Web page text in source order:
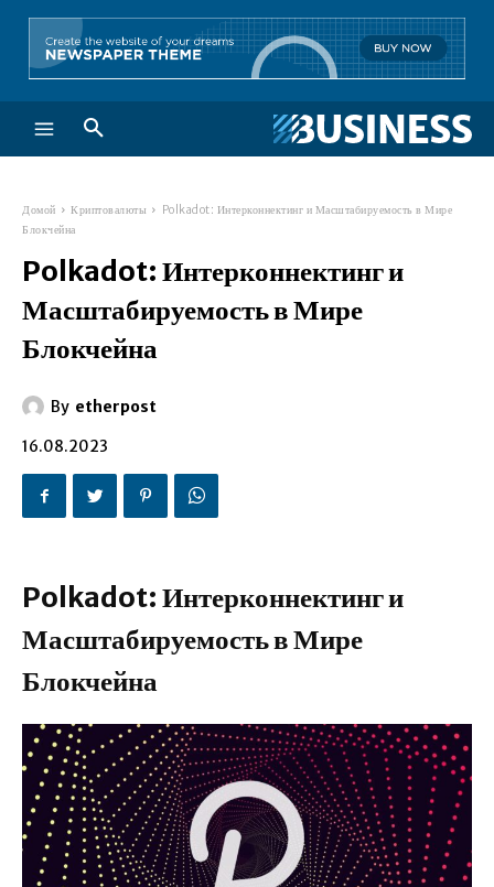
Домой Криптовалюты
Polkadot: Интерконнектинг и Масштабируемость в Мире
Блокчейна
Polkadot: Интерконнектинг и
Масштабируемость в Мире
Блокчейна
By etherpost
16.08.2023
Polkadot: Интерконнектинг и
Масштабируемость в Мире
Блокчейна